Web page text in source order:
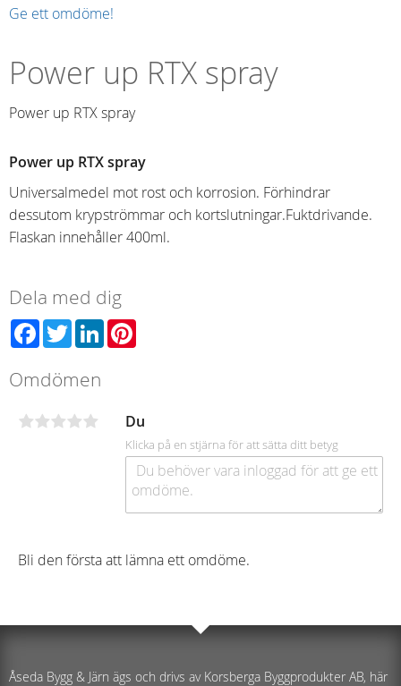
Ge ett omdöme!
Power up RTX spray
Power up RTX spray
Power up RTX spray
Universalmedel mot rost och korrosion. Förhindrar
dessutom krypströmmar och kortslutningar.Fuktdrivande.
Flaskan innehåller 400ml.
Dela med dig
Facebook
TwitterLinkedIn
Omdömen
Du
Klicka på en stjärna för att sätta ditt betyg
Bli den första att lämna ett omdöme.
Åseda Bygg & Järn ägs och drivs av Korsberga Byggprodukter AB, här